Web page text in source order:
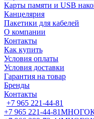
Карты памяти и USB
Канцелярия
Пакетики для кабелей
О компании
Контакты
Как купить
Условия оплаты
Условия доставки
Гарантия на товар
Бренды
Контакты
+7 965 221-44-81
+7 965 221-44-81